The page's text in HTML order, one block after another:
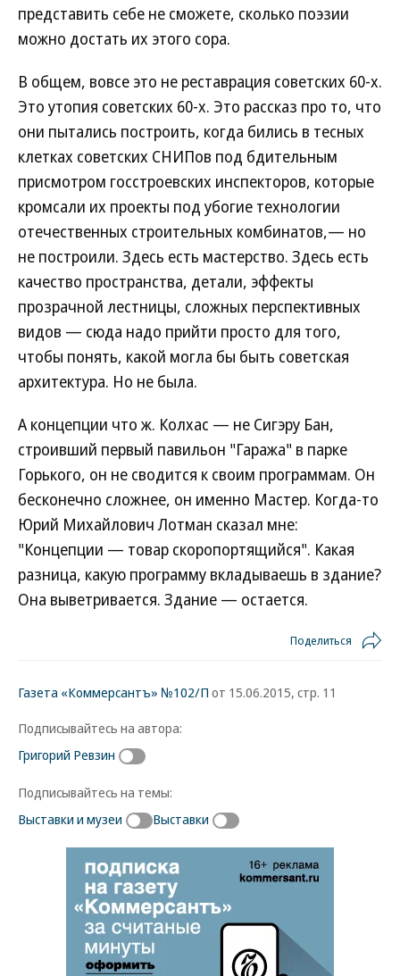
представить себе не сможете, сколько поэзии
можно достать их этого сора.
В общем, вовсе это не реставрация советских 60-х.
Это утопия советских 60-х. Это рассказ про то, что
они пытались построить, когда бились в тесных
клетках советских СНИПов под бдительным
присмотром госстроевских инспекторов, которые
кромсали их проекты под убогие технологии
отечественных строительных комбинатов,— но
не построили. Здесь есть мастерство. Здесь есть
качество пространства, детали, эффекты
прозрачной лестницы, сложных перспективных
видов — сюда надо прийти просто для того,
чтобы понять, какой могла бы быть советская
архитектура. Но не была.
А концепции что ж. Колхас — не Сигэру Бан,
строивший первый павильон "Гаража" в парке
Горького, он не сводится к своим программам. Он
бесконечно сложнее, он именно Мастер. Когда-то
Юрий Михайлович Лотман сказал мне:
"Концепции — товар скоропортящийся". Какая
разница, какую программу вкладываешь в здание?
Она выветривается. Здание — остается.
Поделиться
Газета «Коммерсантъ» №102/П от 15.06.2015, стр. 11
Подписывайтесь на автора:
Григорий Ревзин
Подписывайтесь на темы:
Выставки и музеи
Выставки